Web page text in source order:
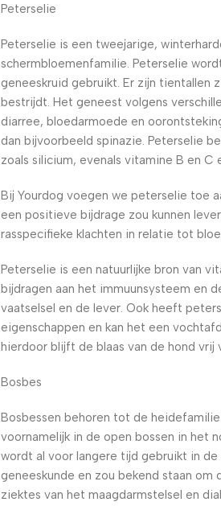
Peterselie
Peterselie is een tweejarige,
schermbloemenfamilie. Peterselie
geneeskruid gebruikt. Er zijn tientallen
bestrijdt. Het geneest volgens
diarree, bloedarmoede en
dan bijvoorbeeld spinazie. Peterselie
zoals silicium, evenals vitamine B en C
Bij Yourdog voegen we peterselie toe
een positieve bijdrage zou kunnen
rasspecifieke klachten in relatie tot
Peterselie is een natuurlijke bron van
bijdragen aan het immuunsysteem en
vaatselsel en de lever. Ook heeft
eigenschappen en kan het een
hierdoor blijft de blaas van de hond vrij
Bosbes
Bosbessen behoren tot de
voornamelijk in de open bossen in het
wordt al voor langere tijd gebruikt in
geneeskunde en zou bekend staan
ziektes van het maagdarmstelsel en